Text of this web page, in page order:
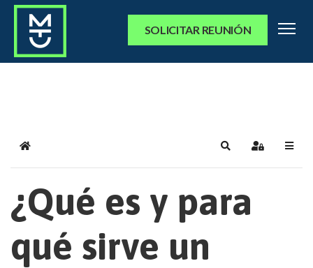
SOLICITAR REUNIÓN
Home SearchSign In
¿Qué es y para
qué sirve un